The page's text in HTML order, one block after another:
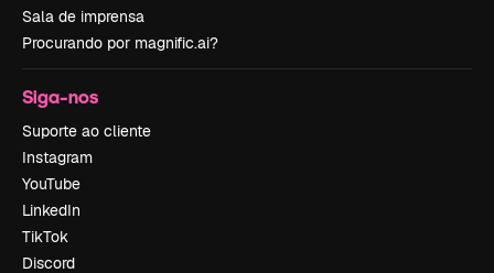
Sala de imprensa
Procurando por magnific.ai?
Siga-nos
Suporte ao cliente
Instagram
YouTube
LinkedIn
TikTok
Discord